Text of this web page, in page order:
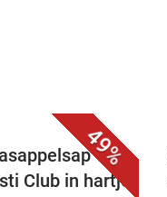
49%
voor
Club in hartje